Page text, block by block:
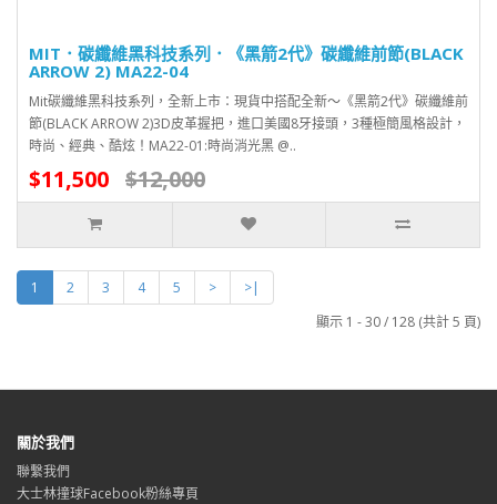
MIT．碳纖維黑科技系列．《黑箭2代》碳纖維前節(BLACK
ARROW 2) MA22-04
Mit碳纖維黑科技系列，全新上市：現貨中搭配全新～《黑箭2代》碳纖維前
節(BLACK ARROW 2)3D皮革握把，進口美國8牙接頭，3種極簡風格設計，
時尚、經典、酷炫！MA22-01:時尚消光黑 @..
$11,500 $12,000
1 2 3 4 5 >
>|
顯示 1 - 30 / 128 (共計 5 頁)
關於我們
聯繫我們
大士林撞球Facebook粉絲專頁